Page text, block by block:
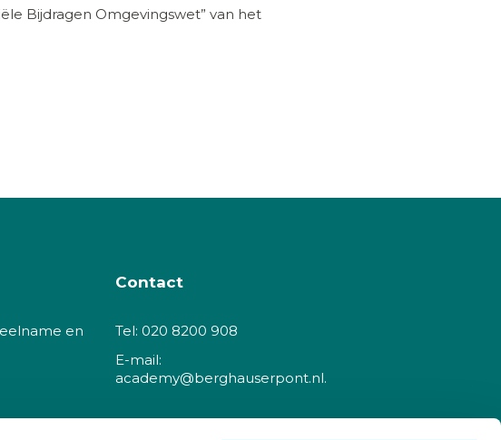
Bijdragen Omgevingswet” van het
en
Contact
Tel: 020 8200 908
E-mail:
academy@berghauserpont.nl.